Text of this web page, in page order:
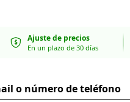
Ajuste de precios
En un plazo de 30 días
o número de teléfono